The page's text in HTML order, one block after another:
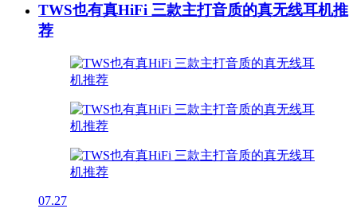
TWS也有真HiFi 三款主打音质的真无线耳机推
荐
07.27